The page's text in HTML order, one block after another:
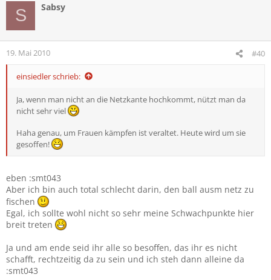
S Sabsy
19. Mai 2010 #40
einsiedler schrieb:
Ja, wenn man nicht an die Netzkante hochkommt, nützt man da
nicht sehr viel
Haha genau, um Frauen kämpfen ist veraltet. Heute wird um sie
gesoffen!
eben :smt043
Aber ich bin auch total schlecht darin, den ball ausm netz zu
fischen
Egal, ich sollte wohl nicht so sehr meine Schwachpunkte hier
breit treten
Ja und am ende seid ihr alle so besoffen, das ihr es nicht
schafft, rechtzeitig da zu sein und ich steh dann alleine da
:smt043